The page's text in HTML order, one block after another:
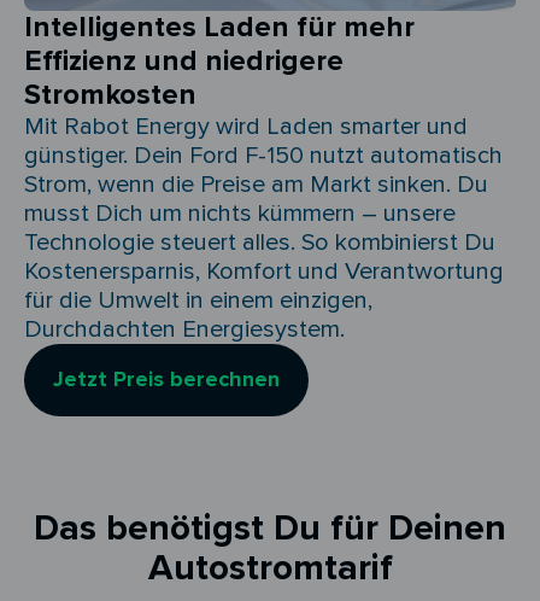
Intelligentes Laden für mehr
Effizienz und niedrigere
Stromkosten
Mit Rabot Energy wird Laden smarter und
günstiger. Dein Ford F-150 nutzt automatisch
Strom, wenn die Preise am Markt sinken. Du
musst Dich um nichts kümmern – unsere
Technologie steuert alles. So kombinierst Du
Kostenersparnis, Komfort und Verantwortung
für die Umwelt in einem einzigen,
Durchdachten Energiesystem.
Jetzt Preis berechnen
Das benötigst Du für Deinen
Autostromtarif